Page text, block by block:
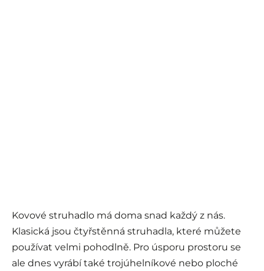
Kovové struhadlo má doma snad každý z nás.
Klasická jsou čtyřstěnná struhadla, které můžete
používat velmi pohodlně. Pro úsporu prostoru se
ale dnes vyrábí také trojúhelníkové nebo ploché